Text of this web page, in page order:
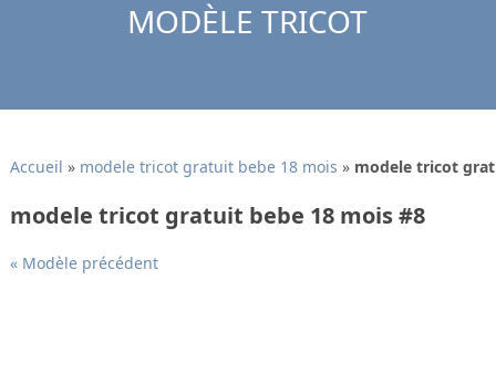
MODÈLE TRICOT
Accueil » modele tricot gratuit bebe 18 mois » modele tricot
modele tricot gratuit bebe 18 mois #8
« Modèle précédent